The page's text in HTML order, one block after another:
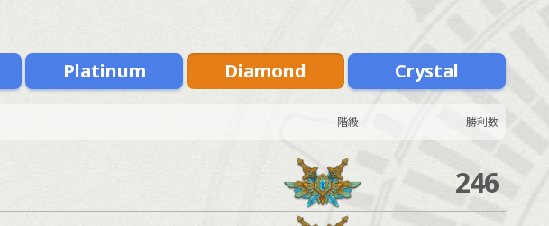
Platinum Diamond Crystal
階級 勝利数
246